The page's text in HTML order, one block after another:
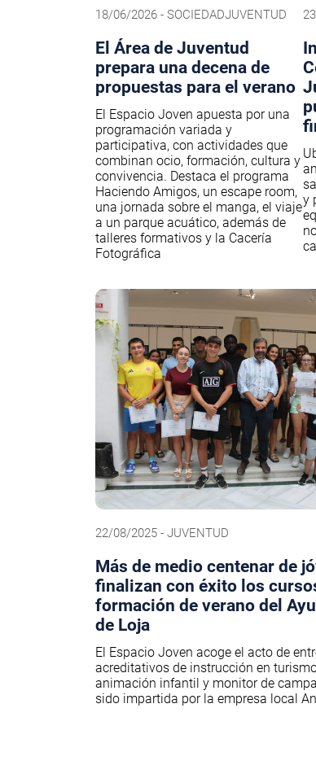
18/06/2026 - SOCIEDADJUVENTUD
El Área de Juventud
prepara una decena de
propuestas para el verano
El Espacio Joven apuesta por una
programación variada y
participativa, con actividades que
combinan ocio, formación, cultura y
convivencia. Destaca el programa
Haciendo Amigos, un escape room,
una jornada sobre el manga, el viaje
a un parque acuático, además de
talleres formativos y la Cacería
Fotográfica
y
22/08/2025 - JUVENTUD
Más de medio centenar de
finalizan con éxito los
formación de verano del
de Loja
El Espacio Joven acoge el acto de
acreditativos de instrucción en
animación infantil y monitor de
sido impartida por la empresa local